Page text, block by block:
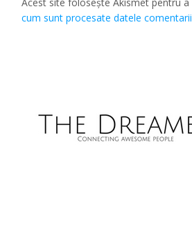
cum sunt procesate datele